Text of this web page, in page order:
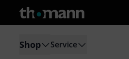
Shop Service